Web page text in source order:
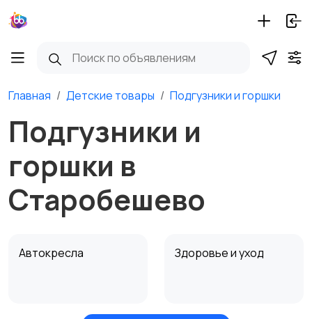
Главная Детские товары Подгузники и горшки
Подгузники и
горшки в
Старобешево
Автокресла Здоровье и уход